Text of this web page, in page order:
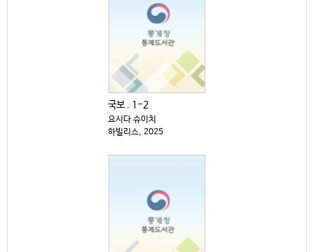
국보 . 1-2
요시다 슈이치
하빌리스, 2025